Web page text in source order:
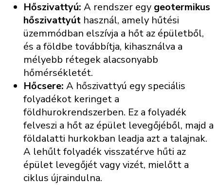
Hőszivattyú: A rendszer egy geotermikus
hőszivattyút használ, amely hűtési
üzemmódban elszívja a hőt az épületből,
és a földbe továbbítja, kihasználva a
mélyebb rétegek alacsonyabb
hőmérsékletét.
Hőcsere: A hőszivattyú egy speciális
folyadékot keringet a
földhurokrendszerben. Ez a folyadék
felveszi a hőt az épület levegőjéből, majd a
földalatti hurkokban leadja azt a talajnak.
A lehűlt folyadék visszatérve hűti az
épület levegőjét vagy vizét, mielőtt a
ciklus újraindulna.